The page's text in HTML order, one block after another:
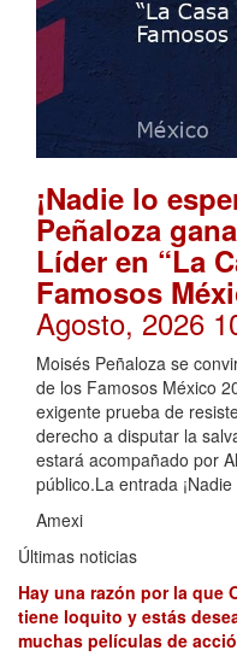
¡Nadie lo
Peñaloza
Líder en “La
Famosos
Agosto, 2026
Moisés Peñaloza se
de los Famosos México
exigente prueba de
derecho a disputar la
estará acompañado por
público.La entrada
Amexi
Últimas noticias
Hay una razón por la que
tiene loquito y estás
muchas películas de